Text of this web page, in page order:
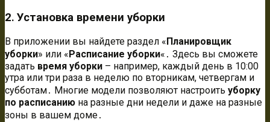
2․ Установка времени уборки
В приложении вы найдете раздел «Планировщик
уборки» или «Расписание уборки«․ Здесь вы сможете
задать время уборки – например, каждый день в 10:00
утра или три раза в неделю по вторникам, четвергам и
субботам․ Многие модели позволяют настроить уборку
по расписанию на разные дни недели и даже на разные
зоны в вашем доме․